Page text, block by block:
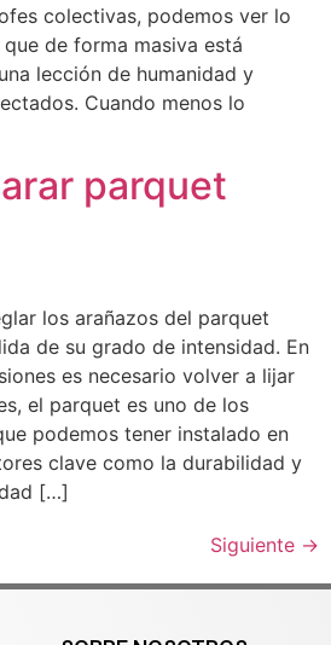
colectivas, podemos ver lo
de forma masiva está
lección de humanidad y
Cuando menos lo
parquet
los arañazos del parquet
de su grado de intensidad. En
es necesario volver a lijar
el parquet es uno de los
podemos tener instalado en
clave como la durabilidad y
[…]
Siguiente →